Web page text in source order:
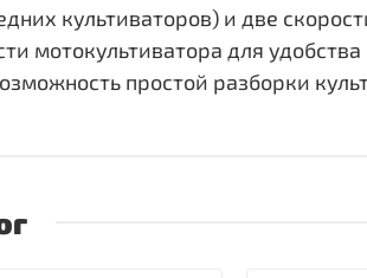
культиваторов) и две
мотокультиватора для
простой разборки